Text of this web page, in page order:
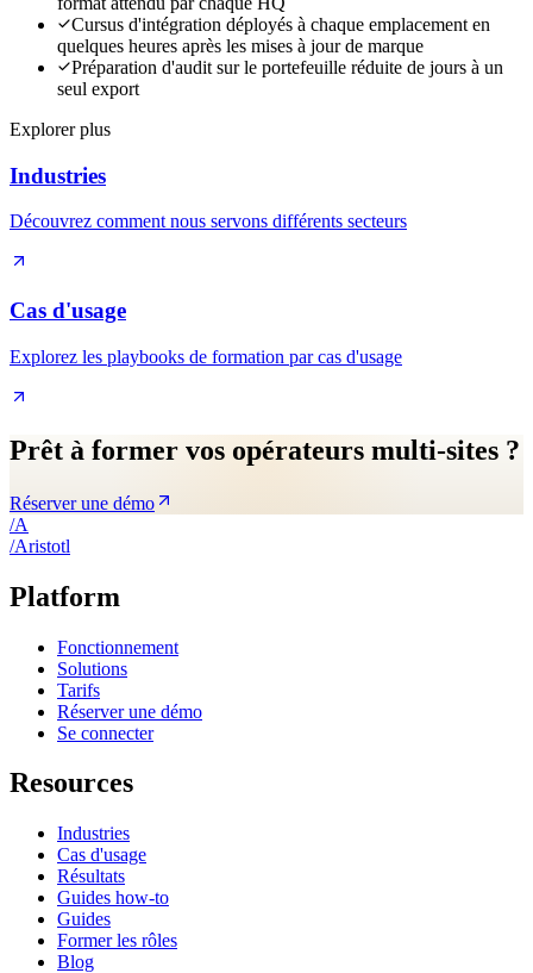
Cursus d'intégration déployés à chaque emplacement en
quelques heures après les mises à jour de marque
Préparation d'audit sur le portefeuille réduite de jours à un
seul export
Explorer plus
Industries
Découvrez comment nous servons différents secteurs
Cas d'usage
Explorez les playbooks de formation par cas d'usage
Prêt à former vos opérateurs multi-sites ?
Réserver une démo
/A
/Aristotl
Platform
Fonctionnement
Solutions
Tarifs
Réserver une démo
Se connecter
Resources
Industries
Cas d'usage
Résultats
Guides how-to
Guides
Former les rôles
Blog